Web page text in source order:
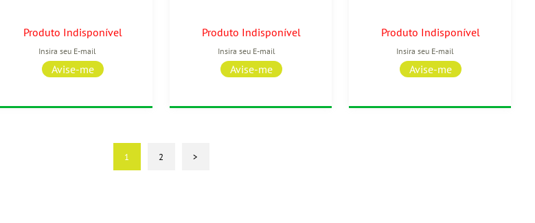
Produto Indisponível Produto Indisponível Produto Indisponível
1 2 >